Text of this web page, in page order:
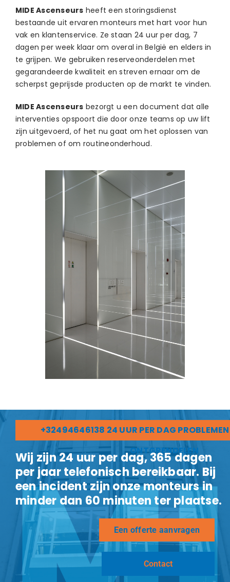
MIDE Ascenseurs heeft een storingsdienst
bestaande uit ervaren monteurs met hart voor hun
vak en klantenservice. Ze staan 24 uur per dag, 7
dagen per week klaar om overal in België en elders in
te grijpen. We gebruiken reserveonderdelen met
gegarandeerde kwaliteit en streven ernaar om de
scherpst geprijsde producten op de markt te vinden.
MIDE Ascenseurs bezorgt u een document dat alle
interventies opspoort die door onze teams op uw lift
zijn uitgevoerd, of het nu gaat om het oplossen van
problemen of om routineonderhoud.
+32494646138 24 UUR PER DAG PROBLEMEN
ONTGRENDELEN
Wij zijn 24 uur per dag, 365 dagen
per jaar telefonisch bereikbaar. Bij
een incident zijn onze monteurs in
minder dan 60 minuten ter plaatse.
Een offerte aanvragen
Contact